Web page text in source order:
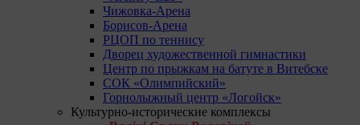
Чижовка-Арена
Борисов-Арена
РЦОП по теннису
Дворец художественной гимнастики
Центр по прыжкам на батуте в Витебске
СОК «Олимпийский»
Горнолыжный центр «Логойск»
Культурно-исторические комплексы